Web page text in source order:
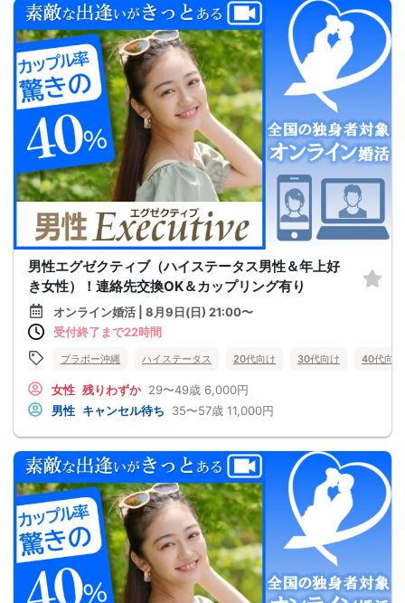
男性エグゼクティブ（ハイステータス男性＆年上好
き女性）！連絡先交換OK＆カップリング有り
オンライン婚活 | 8月9日(日) 21:00〜
受付終了まで22時間
ブラボー沖縄 ハイステータス 20代向け 30代向け 40代向け
女性 残りわずか 29〜49歳 6,000円
男性 キャンセル待ち 35〜57歳 11,000円